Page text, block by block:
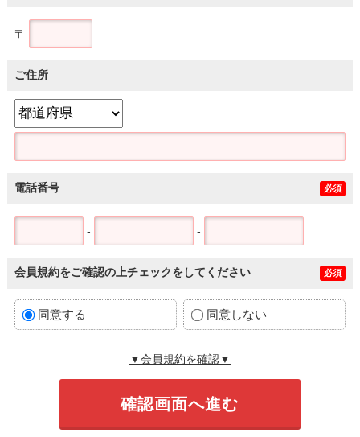
〒
ご住所
電話番号 必須
- -
会員規約をご確認の上チェックをしてください 必須
同意する 同意しない
▼会員規約を確認▼